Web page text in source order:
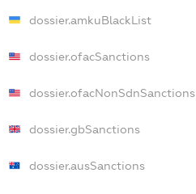
dossier.amkuBlackList
dossier.ofacSanctions
dossier.ofacNonSdnSanctions
dossier.gbSanctions
dossier.ausSanctions